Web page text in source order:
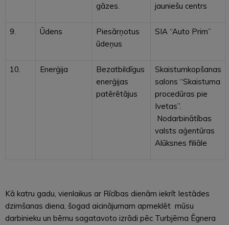
gāzes.
jauniešu centrs
9. Ūdens
Piesārņotus
ūdeņus
SIA “Auto Prim”
10. Enerģija
Bezatbildīgus
enerģijas
patērētājus
Skaistumkopšanas
salons “Skaistuma
procedūras pie
Ivetas”.
Nodarbinātības
valsts aģentūras
Alūksnes filiāle
Kā katru gadu, vienlaikus ar Rīcības dienām iekrīt Iestādes
dzimšanas diena, šogad aicinājumam apmeklēt mūsu
darbinieku un bērnu sagatavoto izrādi pēc Turbjērna Ēgnera